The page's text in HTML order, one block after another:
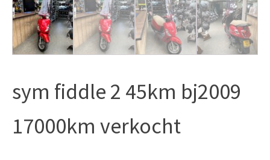
sym fiddle 2 45km bj2009
17000km verkocht